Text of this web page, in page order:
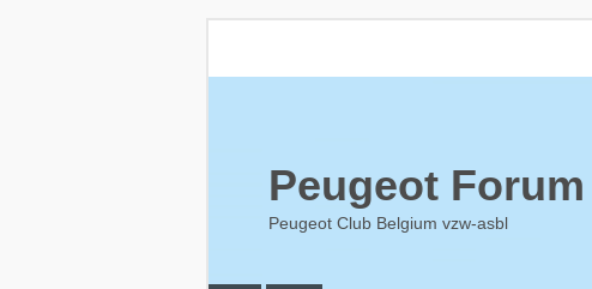
Peugeot Forum
Peugeot Club Belgium vzw-asbl